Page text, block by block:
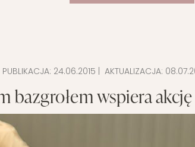
PUBLIKACJA: 24.06.2015 | AKTUALIZACJA:
bazgrołem wspiera